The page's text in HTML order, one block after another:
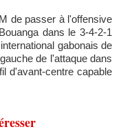
de passer à l'offensive
dans le 3-4-2-1
gabonais de
de l'attaque dans
d'avant-centre capable